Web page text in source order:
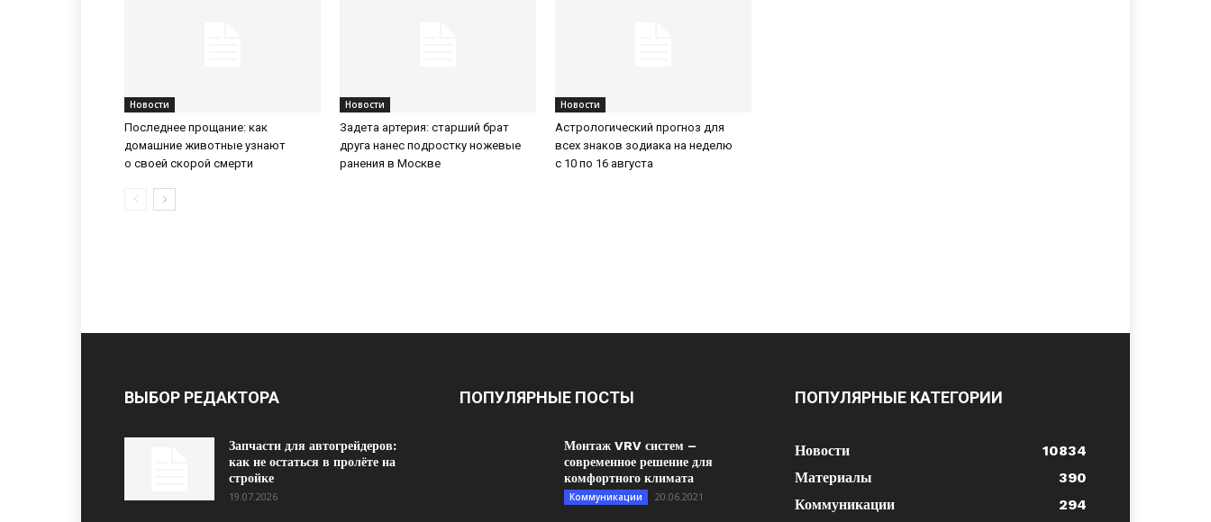
Новости
Последнее прощание: как
домашние животные узнают
о своей скорой смерти
Новости
Задета артерия: старший брат
друга нанес подростку ножевые
ранения в Москве
Новости
Астрологический прогноз для
всех знаков зодиака на неделю
с 10 по 16 августа
ВЫБОР РЕДАКТОРА
Запчасти для автогрейдеров:
как не остаться в пролёте на
стройке
19.07.2026
ПОПУЛЯРНЫЕ ПОСТЫ
Монтаж VRV систем –
современное решение для
комфортного климата
Коммуникации 20.06.2021
ПОПУЛЯРНЫЕ КАТЕГОРИИ
Новости
10834
Материалы
390
Коммуникации
294